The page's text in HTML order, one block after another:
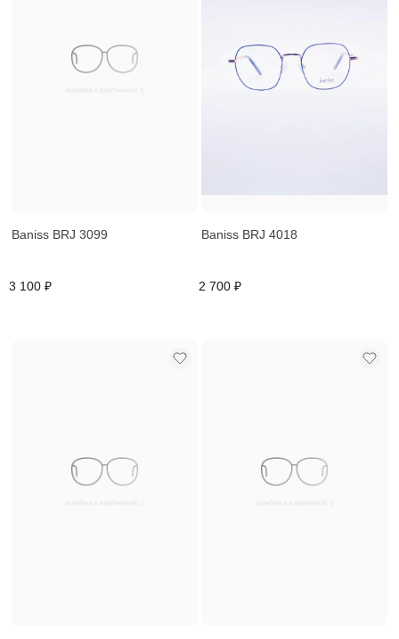
Baniss BRJ 3099
3 100 ₽
Baniss BRJ 4018
2 700 ₽